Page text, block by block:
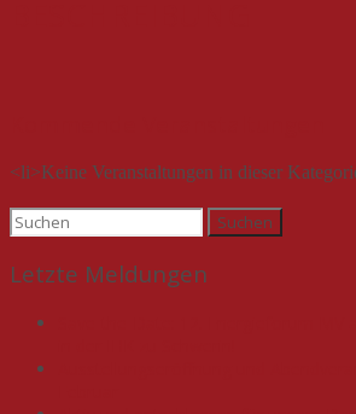
<li>Keine Veranstaltungen in dieser
Suchen
nach:
Letzte Meldungen